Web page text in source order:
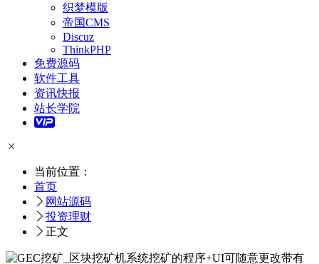
织梦模版
帝国CMS
Discuz
ThinkPHP
免费源码
软件工具
资讯快报
站长学院
当前位置：
首页
网站源码
投资理财
正文